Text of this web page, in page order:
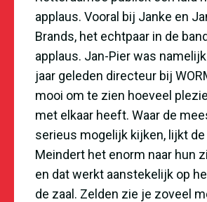
applaus. Vooral bij Janke en
Brands, het echtpaar in de
applaus. Jan-Pier was namelijk
jaar geleden directeur bij
mooi om te zien hoeveel
met elkaar heeft. Waar de
serieus mogelijk kijken, lijkt de
Meindert het enorm naar hun
en dat werkt aanstekelijk op
de zaal. Zelden zie je zoveel